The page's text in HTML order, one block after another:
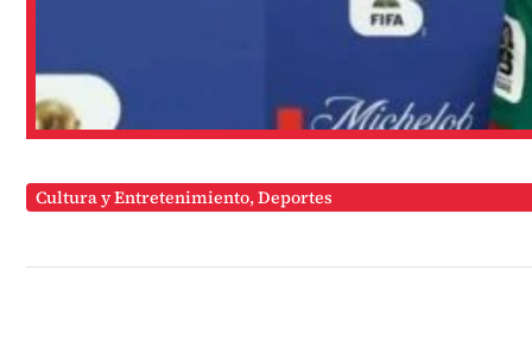
Cultura y Entretenimiento,Deportes